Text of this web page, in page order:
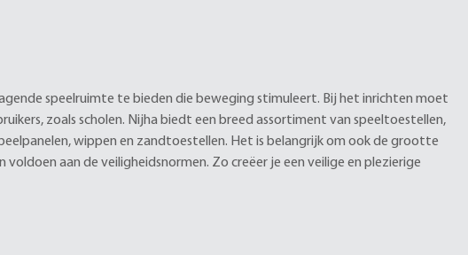
speelruimte te bieden die beweging stimuleert. Bij het inrichten moet
zoals scholen. Nijha biedt een breed assortiment van speeltoestellen,
wippen en zandtoestellen. Het is belangrijk om ook de grootte
aan de veiligheidsnormen. Zo creëer je een veilige en plezierige